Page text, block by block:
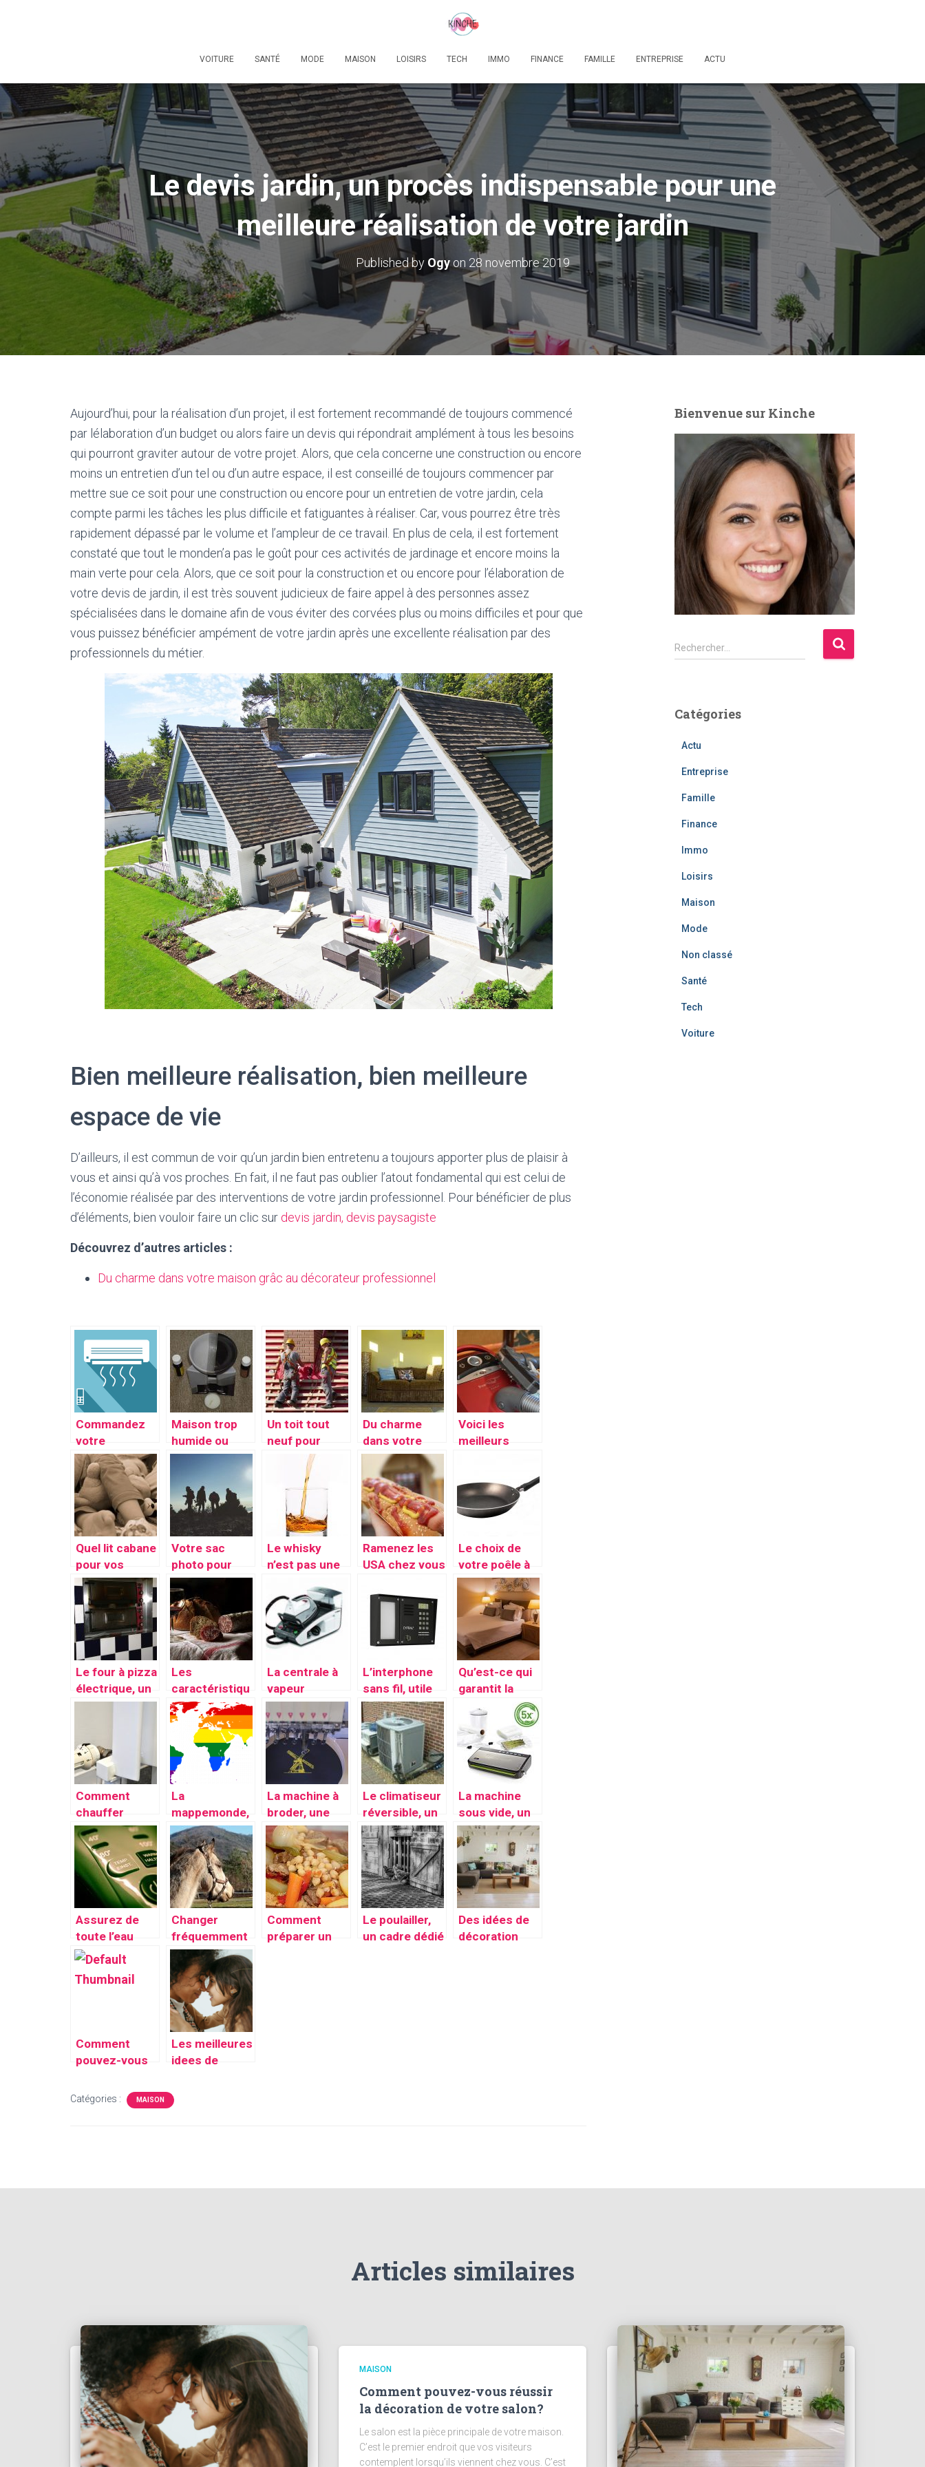
VOITURE SANTÉ MODE MAISON LOISIRS TECH IMMO FINANCE FAMILLE ENTREPRISE ACTU
Le devis jardin, un procès indispensable pour une
meilleure réalisation de votre jardin
Published by Ogyon 28 novembre 2019
Aujourd’hui, pour la réalisation d’un projet, il est fortement recommandé de toujours commencé
par lélaboration d’un budget ou alors faire un devis qui répondrait amplément à tous les besoins
qui pourront graviter autour de votre projet. Alors, que cela concerne une construction ou encore
moins un entretien d’un tel ou d’un autre espace, il est conseillé de toujours commencer par
mettre sue ce soit pour une construction ou encore pour un entretien de votre jardin, cela
compte parmi les tâches les plus difficile et fatiguantes à réaliser. Car, vous pourrez être très
rapidement dépassé par le volume et l’ampleur de ce travail. En plus de cela, il est fortement
constaté que tout le monden’a pas le goût pour ces activités de jardinage et encore moins la
main verte pour cela. Alors, que ce soit pour la construction et ou encore pour l’élaboration de
votre devis de jardin, il est très souvent judicieux de faire appel à des personnes assez
spécialisées dans le domaine afin de vous éviter des corvées plus ou moins difficiles et pour que
vous puissez bénéficier ampément de votre jardin après une excellente réalisation par des
professionnels du métier.
Bien meilleure réalisation, bien meilleure
espace de vie
D’ailleurs, il est commun de voir qu’un jardin bien entretenu a toujours apporter plus de plaisir à
vous et ainsi qu’à vos proches. En fait, il ne faut pas oublier l’atout fondamental qui est celui de
l’économie réalisée par des interventions de votre jardin professionnel. Pour bénéficier de plus
d’éléments, bien vouloir faire un clic sur devis jardin, devis paysagiste
Découvrez d’autres articles :
Du charme dans votre maison grâc au décorateur professionnel
Commandez
votre
climatiseur
dans cette
page
Maison trop
humide ou
trop sêche?
Un toit tout
neuf pour
sereinement la
saison
Du charme
dans votre
maison grâc
au décorateur
professionnel
Voici les
meilleurs
Quel lit cabane
pour vos
enfants?
Votre sac
photo pour
vos
déplacements
Le whisky
n’est pas une
comme les
autres
Ramenez les
USA chez vous
machine à Hot
Le choix de
votre poêle à
induction,
suivez le lien
Le four à pizza
électrique, un
accessoire
cuisson des
pizza
Les
caractéristiqu
es du verre à
vin rouge
La centrale à
vapeur
professionnell
e, un
accessoire
unique pour un
repassage
d’excellence
L’interphone
sans fil, utile
et simple à
installer
Qu’est-ce qui
garantit la
bonne qualité
du sommeil ?
Nous vous
disons tout
Comment
chauffer
suffisamment
un domicile
tout en
économisant
de l’énergie?
La
mappemonde,
une déco qui
vous
rapproche du
monde
La machine à
broder, une
véritable
machine
d’assistance à
la broderie
Le climatiseur
réversible, un
appareil
adapté pour la
lutte de
certaines
températures
La machine
sous vide, un
excellent
moyen de
conservation
la nature de
vos aliments
Assurez de
toute l’eau
chaude avec
eau de qualité
Changer
fréquemment
le licol de
votre cheval;
un impératif
en équitation
Comment
préparer un
Le poulailler,
un cadre dédié
Des idées de
décoration
Comment
pouvez-vous
décoration de
votre salon?
Les meilleures
idees de
surprendre
votre maman
Catégories : MAISON
Bienvenue sur Kinche
R
e
r
Rechercher…
Catégories
Actu
Entreprise
Famille
Finance
Immo
Loisirs
Maison
Mode
Non classé
Santé
Tech
Voiture
Articles similaires
MAISON
Comment pouvez-vous réussir
la décoration de votre salon?
Le salon est la pièce principale de votre maison.
C’est le premier endroit que vos visiteurs
contemplent lorsqu’ils viennent chez vous. C’est